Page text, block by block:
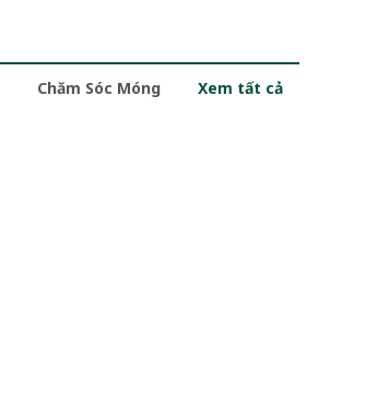
Chăm Sóc Móng Xem tất cả